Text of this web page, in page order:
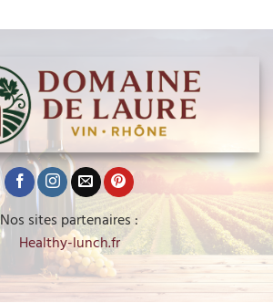
Nos sites partenaires :
Healthy-lunch.fr